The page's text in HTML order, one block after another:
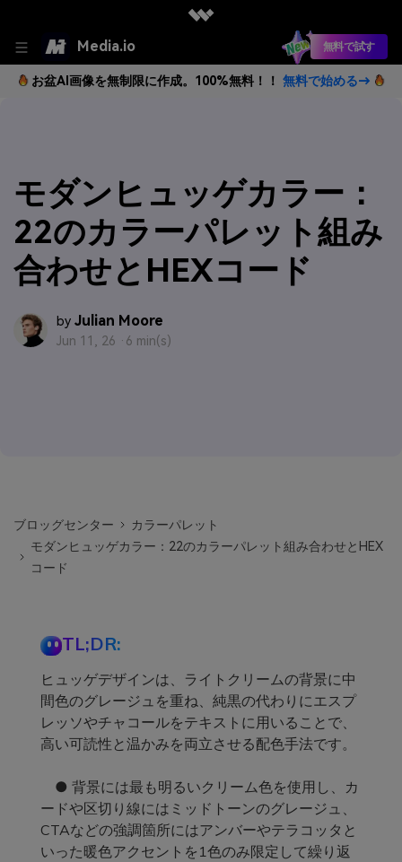
Media.io 無料で試す
お盆AI画像を無制限に作成。100%無料！！ 無料で始める→
モダンヒュッゲカラー：
22のカラーパレット組み
合わせとHEXコード
by Julian Moore
Jun 11, 26 · 6 min(s)
ブロッグセンター
カラーパレット
モダンヒュッゲカラー：22のカラーパレット組み合わせとHEX
コード
TL;DR:
ヒュッゲデザインは、ライトクリームの背景に中
間色のグレージュを重ね、純黒の代わりにエスプ
レッソやチャコールをテキストに用いることで、
高い可読性と温かみを両立させる配色手法です。
● 背景には最も明るいクリーム色を使用し、カ
ードや区切り線にはミッドトーンのグレージュ、
CTAなどの強調箇所にはアンバーやテラコッタと
いった暖色アクセントを1色のみ限定して繰り返